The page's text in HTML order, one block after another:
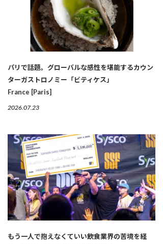
パリで話題。グローバルな感性を堪能するカウン
ターガストロノミー「ビティケス」
France [Paris]
2026.07.23
もう一人で抱えなくていい――飲食業界の苦境を経